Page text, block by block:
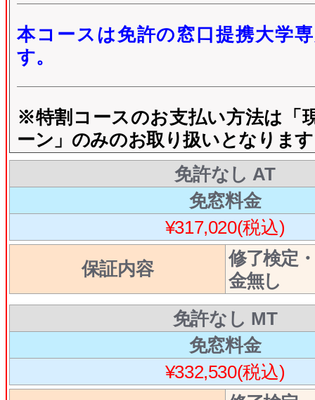
本コースは免許の窓口提携大学
す。
※特割コースのお支払い方法は「
ーン」のみのお取り扱いとなりま
免許なし AT
免窓料金
¥317,020(税込)
保証内容
修了検定
金無し
免許なし MT
免窓料金
¥332,530(税込)